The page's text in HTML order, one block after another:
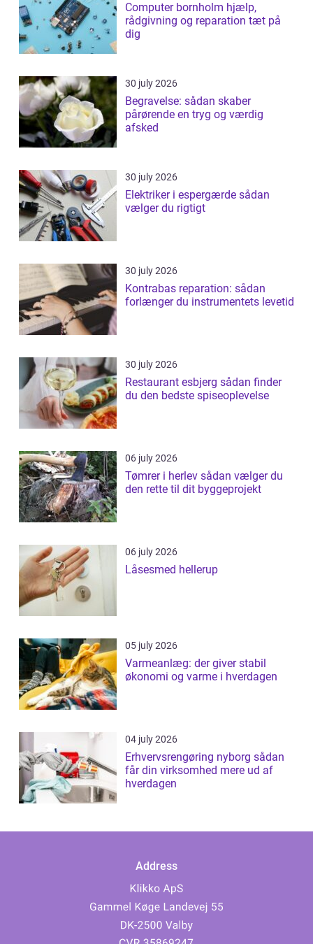
Computer bornholm hjælp,
rådgivning og reparation tæt på
dig
30 july 2026
Begravelse: sådan skaber
pårørende en tryg og værdig
afsked
30 july 2026
Elektriker i espergærde sådan
vælger du rigtigt
30 july 2026
Kontrabas reparation: sådan
forlænger du instrumentets levetid
30 july 2026
Restaurant esbjerg sådan finder
du den bedste spiseoplevelse
06 july 2026
Tømrer i herlev sådan vælger du
den rette til dit byggeprojekt
06 july 2026
Låsesmed hellerup
05 july 2026
Varmeanlæg: der giver stabil
økonomi og varme i hverdagen
04 july 2026
Erhvervsrengøring nyborg sådan
får din virksomhed mere ud af
hverdagen
Address